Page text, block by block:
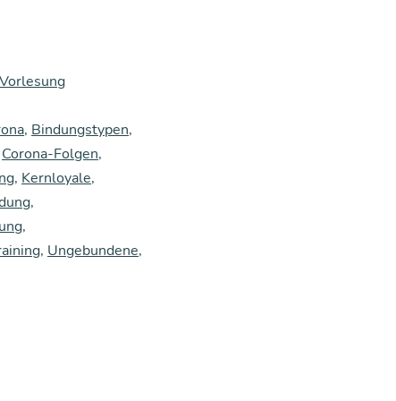
Vorlesung
, Bindungstypen,
Corona-Folgen,
, Kernloyale,
,
,
, Ungebundene,